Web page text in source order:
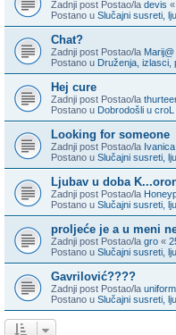
Zadnji post Postao/la devis «
Postano u Slučajni susreti,
Chat?
Zadnji post Postao/la Marij@
Postano u Druženja, izlasci,
Hej cure
Zadnji post Postao/la
Postano u Dobrodošli u
Looking for someone
Zadnji post Postao/la Ivanica
Postano u Slučajni susreti,
Ljubav u doba
Zadnji post Postao/la
Postano u Slučajni susreti,
proljeće je a u meni
Zadnji post Postao/la gro «
Postano u Slučajni susreti,
Gavrilović????
Zadnji post Postao/la
Postano u Slučajni susreti,